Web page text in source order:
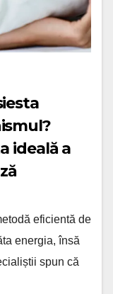
ideală a
eficientă de
energia, însă
spun că